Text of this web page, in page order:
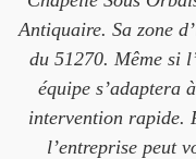
Antiquaire. Sa zone
du 51270. Même si
équipe s’adaptera
intervention rapide.
l’entreprise peut